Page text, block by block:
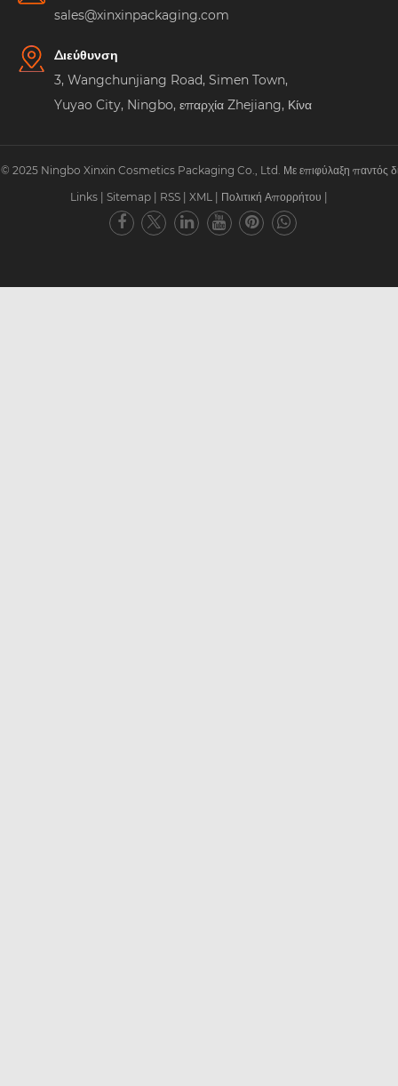
sales@xinxinpackaging.com
Διεύθυνση
3, Wangchunjiang Road, Simen Town,
Yuyao City, Ningbo, επαρχία Zhejiang, Κίνα
2025 Ningbo Xinxin Cosmetics Packaging Co., Ltd. Με επιφύλαξη παντός
Links
Sitemap RSS XML Πολιτική Απορρήτου